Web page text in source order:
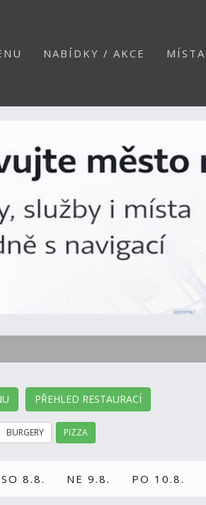
NABÍDKY / AKCE MÍSTA
PŘEHLED RESTAURACÍ
BURGERY PIZZA
SO 8.8. NE 9.8. PO 10.8.